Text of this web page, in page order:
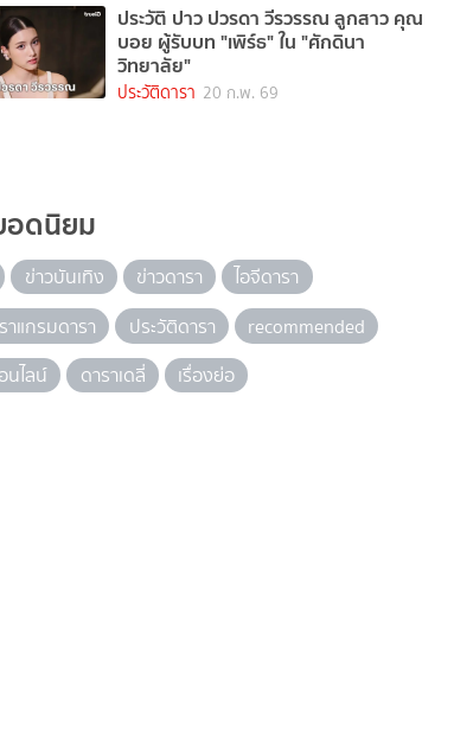
ประวัติ ปาว ปวรดา วีรวรรณ ลูกสาว คุณ
บอย ผู้รับบท "เพิร์ธ" ใน "ศักดินา
วิทยาลัย"
ประวัติดารา 20 ก.พ. 69
อดนิยม
ข่าวบันเทิง ข่าวดารา
ไอจีดารา
แกรมดารา
ประวัติดารา
recommended
นไลน์
ดาราเดลี่ เรื่องย่อ